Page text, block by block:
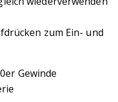
zum Ein- und
Gewinde